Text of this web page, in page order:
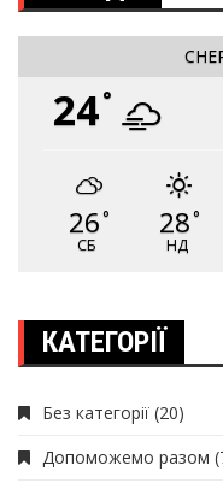
24°
26°
СБ
28°
НД
КАТЕГОРІЇ
Без категорії (20)
Допоможемо разом